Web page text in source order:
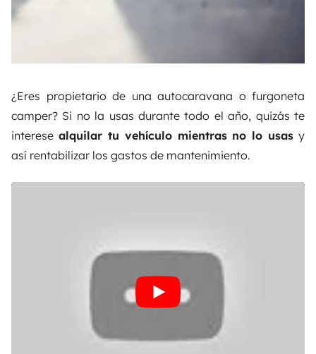
¿Eres propietario de una autocaravana o furgoneta
camper? Si no la usas durante todo el año, quizás te
interese alquilar tu vehículo mientras no lo usas y
así rentabilizar los gastos de mantenimiento.